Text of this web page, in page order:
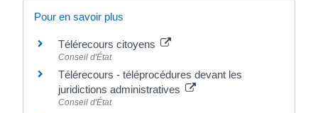
Pour en savoir plus
Télérecours citoyens
Conseil d'État
Télérecours - téléprocédures devant les
juridictions administratives
Conseil d'État